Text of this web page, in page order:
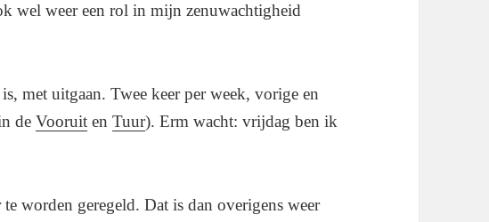
wel weer een rol in mijn zenuwachtigheid
met uitgaan. Twee keer per week, vorige en
deVooruit enTuur). Erm wacht: vrijdag ben ik
worden geregeld. Dat is dan overigens weer